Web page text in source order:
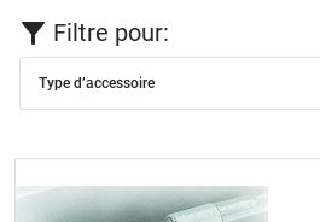
Filtre pour:
Type d’accessoire